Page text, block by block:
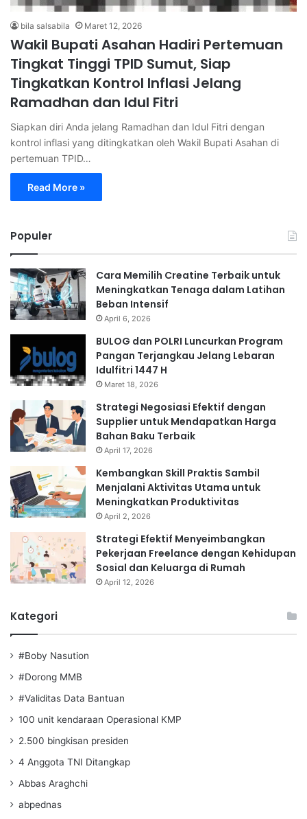
bila salsabila Maret 12, 2026
Wakil Bupati Asahan Hadiri Pertemuan
Tingkat Tinggi TPID Sumut, Siap
Tingkatkan Kontrol Inflasi Jelang
Ramadhan dan Idul Fitri
Siapkan diri Anda jelang Ramadhan dan Idul Fitri dengan
kontrol inflasi yang ditingkatkan oleh Wakil Bupati Asahan di
pertemuan TPID…
Read More »
Populer
Cara Memilih Creatine Terbaik untuk
Meningkatkan Tenaga dalam Latihan
Beban Intensif
April 6, 2026
BULOG dan POLRI Luncurkan Program
Pangan Terjangkau Jelang Lebaran
Idulfitri 1447 H
Maret 18, 2026
Strategi Negosiasi Efektif dengan
Supplier untuk Mendapatkan Harga
Bahan Baku Terbaik
April 17, 2026
Kembangkan Skill Praktis Sambil
Menjalani Aktivitas Utama untuk
Meningkatkan Produktivitas
April 2, 2026
Strategi Efektif Menyeimbangkan
Pekerjaan Freelance dengan Kehidupan
Sosial dan Keluarga di Rumah
April 12, 2026
Kategori
#Boby Nasution
#Dorong MMB
#Validitas Data Bantuan
100 unit kendaraan Operasional KMP
2.500 bingkisan presiden
4 Anggota TNI Ditangkap
Abbas Araghchi
abpednas